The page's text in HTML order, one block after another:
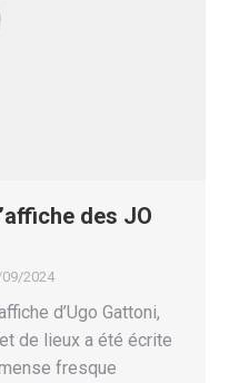
des JO
2024
d’Ugo Gattoni,
de lieux a été écrite
fresque